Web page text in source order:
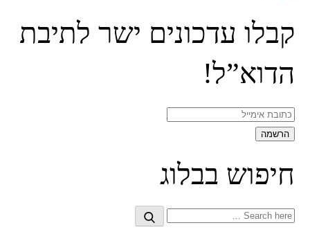
קבלו עדכונים ישר לתיבת
הדוא”ל!
חיפוש בבלוג
Search
Search